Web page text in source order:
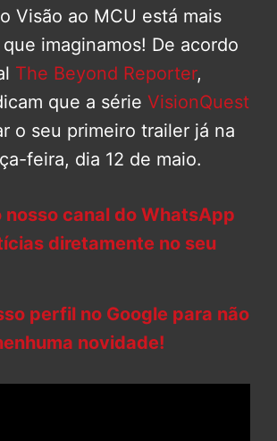
Visão ao MCU está mais
imaginamos! De acordo
The Beyond Reporter,
que a série VisionQuest
o seu primeiro trailer já na
feira, dia 12 de maio.
nosso canal do WhatsApp
diretamente no seu
perfil no Google para não
novidade!